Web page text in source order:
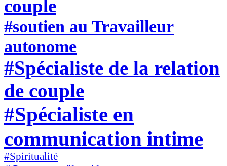
couple
#soutien au Travailleur
autonome
#Spécialiste de la relation
de couple
#Spécialiste en
communication intime
#Spiritualité